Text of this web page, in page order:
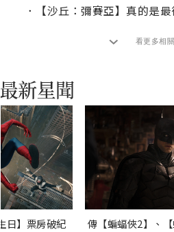
．
【沙丘：彌賽亞】真的是最後一部了嗎
看更多相
日】票房破紀
傳【蝙蝠俠2】、【